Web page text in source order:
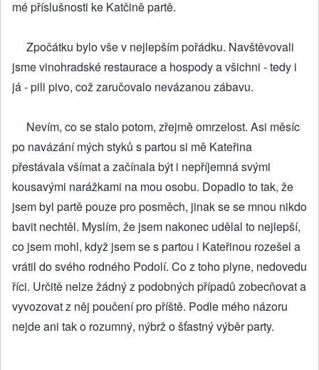
mé příslušnosti ke Katčině partě.
Zpočátku bylo vše v nejlepším pořádku. Navštěvovali
jsme vinohradské restaurace a hospody a všichni - tedy i
já - pili pivo, což zaručovalo nevázanou zábavu.
Nevím, co se stalo potom, zřejmě omrzelost. Asi měsíc
po navázání mých styků s partou si mě Kateřina
přestávala všímat a začínala být i nepříjemná svými
kousavými narážkami na mou osobu. Dopadlo to tak, že
jsem byl partě pouze pro posměch, jinak se se mnou nikdo
bavit nechtěl. Myslím, že jsem nakonec udělal to nejlepší,
co jsem mohl, když jsem se s partou i Kateřinou rozešel a
vrátil do svého rodného Podolí. Co z toho plyne, nedovedu
říci. Určitě nelze žádný z podobných případů zobecňovat a
vyvozovat z něj poučení pro příště. Podle mého názoru
nejde ani tak o rozumný, nýbrž o šťastný výběr party.